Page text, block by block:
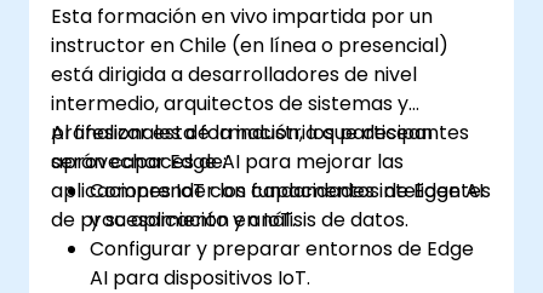
predictivo y la toma de decisiones en
tiempo real.
Esta formación en vivo impartida por un
instructor en Chile (en línea o presencial)
está dirigida a desarrolladores de nivel
intermedio, arquitectos de sistemas y
profesionales de la industria que desean
aprovechar Edge AI para mejorar las
aplicaciones IoT con capacidades inteligentes
de procesamiento y análisis de datos.
Al finalizar esta formación, los participantes
serán capaces de:
Comprender los fundamentos de Edge AI
y su aplicación en IoT.
Configurar y preparar entornos de Edge
AI para dispositivos IoT.